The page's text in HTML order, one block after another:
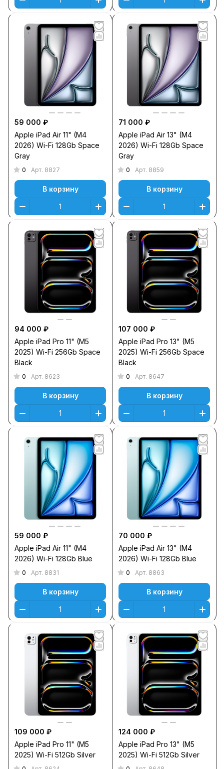
59 000 ₽
Apple iPad Air 11" (M4
2026) Wi-Fi 128Gb Space
Gray
0 Арт. 8827
В корзину
71 000 ₽
Apple iPad Air 13" (M4
2026) Wi-Fi 128Gb Space
Gray
0 Арт. 8859
В корзину
94 000 ₽
Apple iPad Pro 11" (M5
2025) Wi-Fi 256Gb Space
Black
0 Арт. 8623
В корзину
107 000 ₽
Apple iPad Pro 13" (M5
2025) Wi-Fi 256Gb Space
Black
0 Арт. 8647
В корзину
59 000 ₽
Apple iPad Air 11" (M4
2026) Wi-Fi 128Gb Blue
0 Арт. 8831
В корзину
70 000 ₽
Apple iPad Air 13" (M4
2026) Wi-Fi 128Gb Blue
0 Арт. 8863
В корзину
109 000 ₽
Apple iPad Pro 11" (M5
2025) Wi-Fi 512Gb Silver
124 000 ₽
Apple iPad Pro 13" (M5
2025) Wi-Fi 512Gb Silver